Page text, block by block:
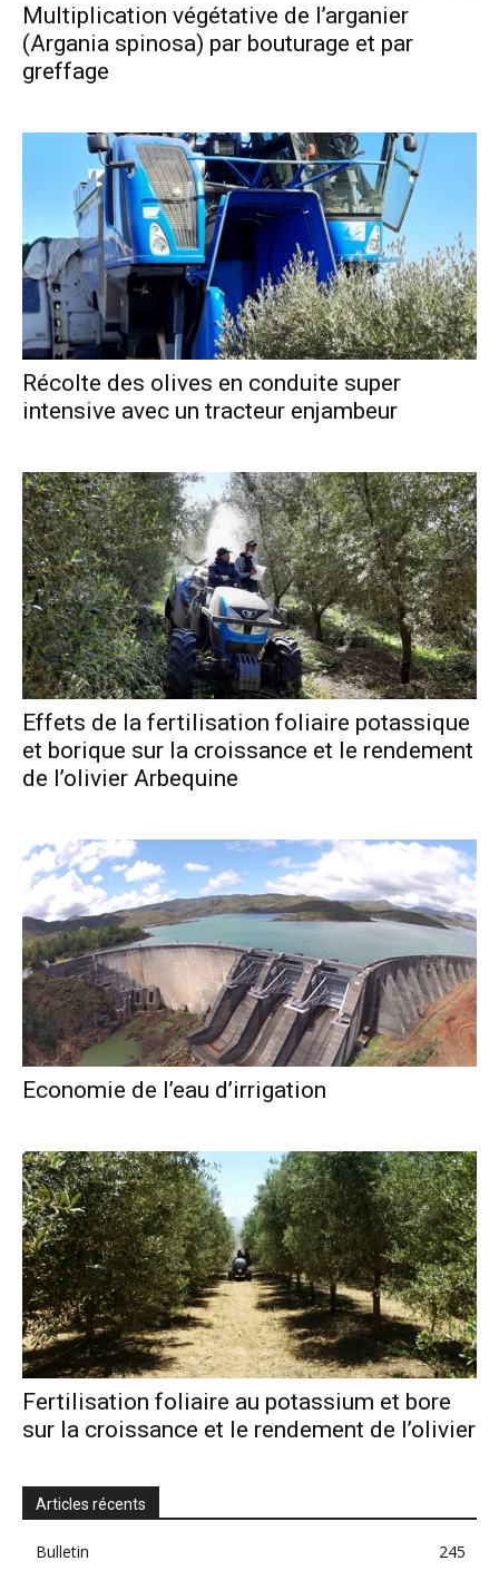
Multiplication végétative de l’arganier
(Argania spinosa) par bouturage et par
greffage
Récolte des olives en conduite super
intensive avec un tracteur enjambeur
Effets de la fertilisation foliaire potassique
et borique sur la croissance et le rendement
de l’olivier Arbequine
Economie de l’eau d’irrigation
Fertilisation foliaire au potassium et bore
sur la croissance et le rendement de l’olivier
Articles récents
Bulletin 245